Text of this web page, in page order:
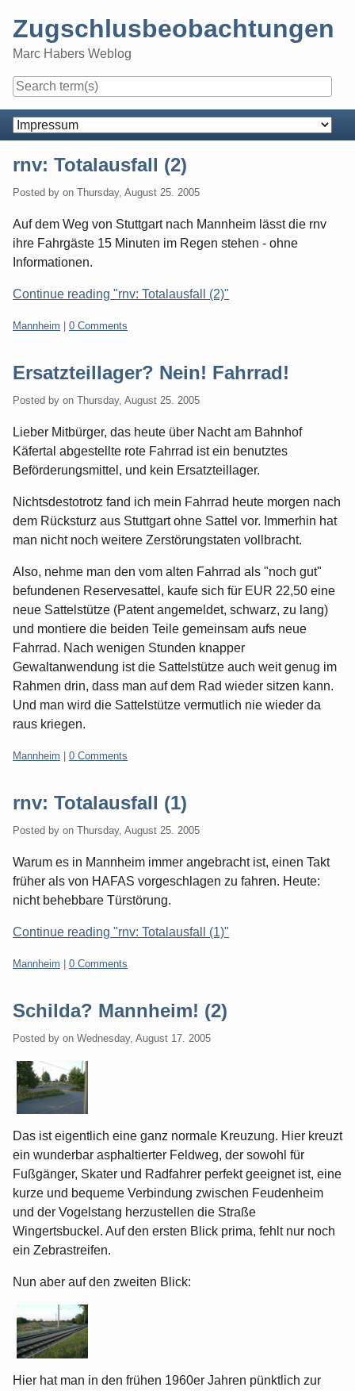
content
Zugschlusbeobachtungen
Marc Habers Weblog
Navigation
rnv: Totalausfall (2)
Posted by on Thursday, August 25. 2005
Auf dem Weg von Stuttgart nach Mannheim lässt die rnv
ihre Fahrgäste 15 Minuten im Regen stehen - ohne
Informationen.
Continue reading "rnv: Totalausfall (2)"
Categories:
Mannheim 0 Comments
Ersatzteillager? Nein! Fahrrad!
Posted by on Thursday, August 25. 2005
Lieber Mitbürger, das heute über Nacht am Bahnhof
Käfertal abgestellte rote Fahrrad ist ein benutztes
Beförderungsmittel, und kein Ersatzteillager.
Nichtsdestotrotz fand ich mein Fahrrad heute morgen nach
dem Rücksturz aus Stuttgart ohne Sattel vor. Immerhin hat
man nicht noch weitere Zerstörungstaten vollbracht.
Also, nehme man den vom alten Fahrrad als "noch gut"
befundenen Reservesattel, kaufe sich für EUR 22,50 eine
neue Sattelstütze (Patent angemeldet, schwarz, zu lang)
und montiere die beiden Teile gemeinsam aufs neue
Fahrrad. Nach wenigen Stunden knapper
Gewaltanwendung ist die Sattelstütze auch weit genug im
Rahmen drin, dass man auf dem Rad wieder sitzen kann.
Und man wird die Sattelstütze vermutlich nie wieder da
raus kriegen.
Categories:
Mannheim 0 Comments
rnv: Totalausfall (1)
Posted by on Thursday, August 25. 2005
Warum es in Mannheim immer angebracht ist, einen Takt
früher als von HAFAS vorgeschlagen zu fahren. Heute:
nicht behebbare Türstörung.
Continue reading "rnv: Totalausfall (1)"
Categories:
Mannheim 0 Comments
Schilda? Mannheim! (2)
Posted by on Wednesday, August 17. 2005
Das ist eigentlich eine ganz normale Kreuzung. Hier kreuzt
ein wunderbar asphaltierter Feldweg, der sowohl für
Fußgänger, Skater und Radfahrer perfekt geeignet ist, eine
kurze und bequeme Verbindung zwischen Feudenheim
und der Vogelstang herzustellen die Straße
Wingertsbuckel. Auf den ersten Blick prima, fehlt nur noch
ein Zebrastreifen.
Nun aber auf den zweiten Blick:
Hier hat man in den frühen 1960er Jahren pünktlich zur